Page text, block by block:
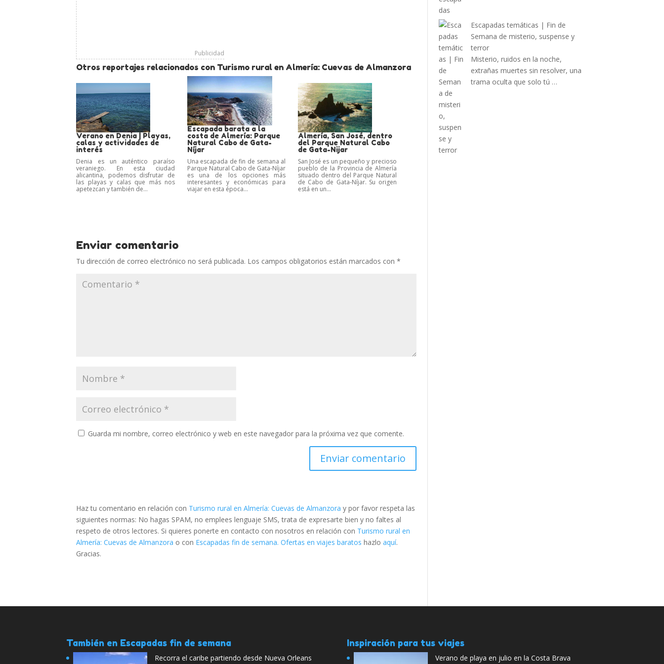
Publicidad
Otros reportajes relacionados con Turismo rural en Almería: Cuevas de Almanzora
Verano en Denia | Playas,
calas y actividades de
interés
Denia es un auténtico paraíso
veraniego. En esta ciudad
alicantina, podemos disfrutar de
las playas y calas que más nos
apetezcan y también de...
Escapada barata a la
costa de Almería: Parque
Natural Cabo de Gata-
Níjar
Una escapada de fin de semana al
Parque Natural Cabo de Gata-Níjar
es una de los opciones más
interesantes y económicas para
viajar en esta época...
Almería, San José, dentro
del Parque Natural Cabo
de Gata-Nijar
San José es un pequeño y precioso
pueblo de la Provincia de Almería
situado dentro del Parque Natural
de Cabo de Gata-Níjar. Su origen
está en un...
Enviar comentario
Tu dirección de correo electrónico no será publicada. Los campos obligatorios están marcados con*
Guarda mi nombre, correo electrónico y web en este navegador para la próxima vez que comente.
Haz tu comentario en relación con Turismo rural en Almería: Cuevas de Almanzora y por favor respeta las
siguientes normas: No hagas SPAM, no emplees lenguaje SMS, trata de expresarte bien y no faltes al
respeto de otros lectores. Si quieres ponerte en contacto con nosotros en relación con Turismo rural en
Almería: Cuevas de Almanzora o con Escapadas fin de semana. Ofertas en viajes baratos hazloaquí.
Gracias.
Escapadas temáticas | Fin de
Semana de misterio, suspense y
terror
Misterio, ruidos en la noche,
extrañas muertes sin resolver, una
trama oculta que solo tú …
También en Escapadas fin de semana
Recorra el caribe partiendo desde Nueva Orleans
Inspiración para tus viajes
Verano de playa en julio en la Costa Brava